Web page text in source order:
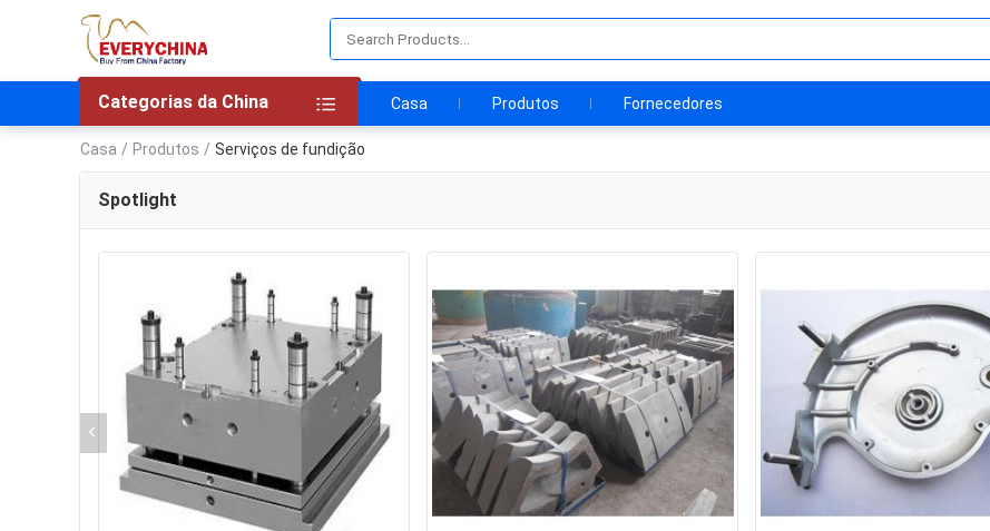
Categorias da China Casa Produtos Fornecedores
Casa / Produtos / Serviços de fundição
Spotlight